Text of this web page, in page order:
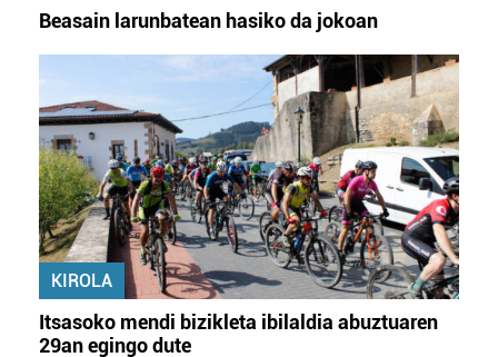
Beasain larunbatean hasiko da jokoan
KIROLA
Itsasoko mendi bizikleta ibilaldia abuztuaren
29an egingo dute